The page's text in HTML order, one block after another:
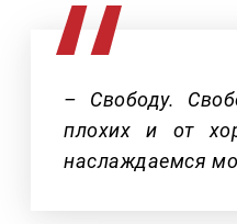
– Свободу.
плохих и от
наслаждаемся